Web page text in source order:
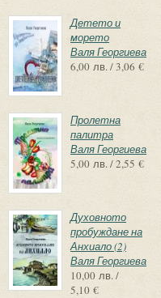
Детето и
морето
Валя Георгиева
6,00 лв. / 3,06 €
Пролетна
палитра
Валя Георгиева
5,00 лв. / 2,55 €
Духовното
пробуждане на
Анхиало (2)
Валя Георгиева
10,00 лв. /
5,10 €